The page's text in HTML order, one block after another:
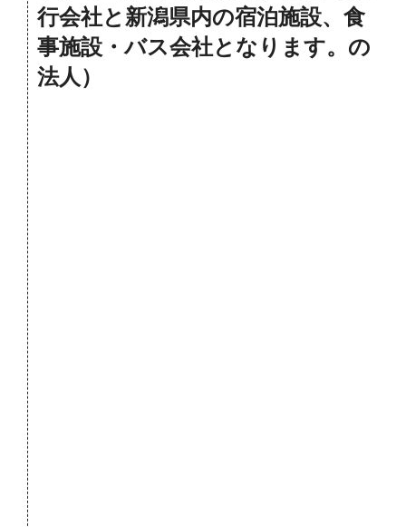
行会社と新潟県内の宿泊施設、食
事施設・バス会社となります。の
法人）